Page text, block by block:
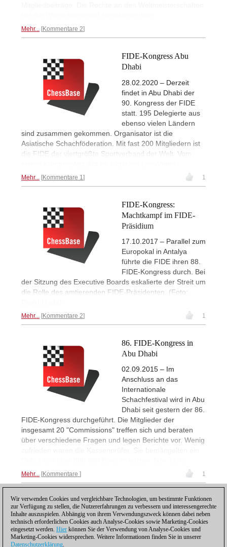
Mehr... Kommentare 2
FIDE-Kongress Abu
Dhabi
28.02.2020 – Derzeit
findet in Abu Dhabi der
90. Kongress der FIDE
statt. 195 Delegierte aus
ebenso vielen Ländern
sind zusammen gekommen. Organisator ist die
Asiatische Schachföderation. Mit fast 200 Mitgliedern ist
die FIDE der viertgrößte Sportverband der Welt. Vom
Mehr... Kommentare 1 1
FIDE-Kongress:
Machtkampf im FIDE-
Präsidium
17.10.2017 – Parallel zum
Europokal in Antalya
führte die FIDE ihren 88.
FIDE-Kongress durch. Bei
der Sitzung des Executive Boards eskalierte der Streit um
die Rolle des amtierenden FIDE-Präsidenten. (Foto:
Mehr... Kommentare 2 1
86. FIDE-Kongress in
Abu Dhabi
02.09.2015 – Im
Anschluss an das
Internationale
Schachfestival wird in Abu
Dhabi seit gestern der 86.
FIDE-Kongress durchgeführt. Die Mitglieder der
insgesamt 20 "Commissions" treffen sich und beraten
über verschiedene Fragen und legen Berichte vor. Wenig
zufrieden waren die Kassenprüfer. Sie bemängelten ein
Mehr... Kommentare 1
1
Wir verwenden Cookies und vergleichbare Technologien, um bestimmte Funktionen
zur Verfügung zu stellen, die Nutzererfahrungen zu verbessern und interessengerechte
Inhalte auszuspielen. Abhängig von ihrem Verwendungszweck können dabei neben
technisch erforderlichen Cookies auch Analyse-Cookies sowie Marketing-Cookies
eingesetzt werden. Hier können Sie der Verwendung von Analyse-Cookies und
Marketing-Cookies widersprechen. Weitere Informationen finden Sie in unserer
Datenschutzerklärung.